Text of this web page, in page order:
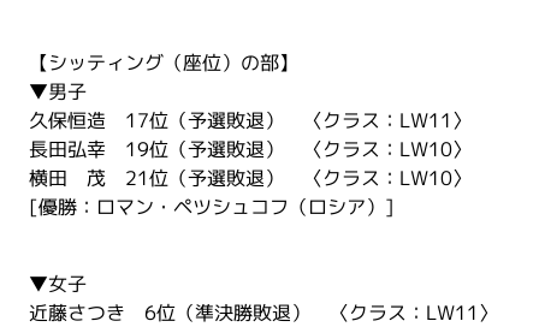
【シッティング（座位）の部】
▼男子
久保恒造 17位（予選敗退） 〈クラス：LW11〉
長田弘幸 19位（予選敗退） 〈クラス：LW10〉
横田 茂 21位（予選敗退） 〈クラス：LW10〉
[優勝：ロマン・ペツシュコフ（ロシア）]
▼女子
近藤さつき 6位（準決勝敗退） 〈クラス：LW11〉